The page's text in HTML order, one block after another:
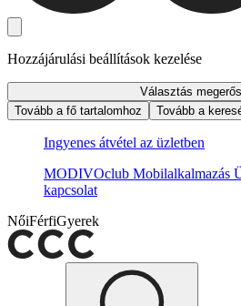
Hozzájárulási beállítások kezelése
Választás
Tovább a fő tartalomhoz
Tovább a
Ingyenes átvétel az üzletben
MODIVOclub Mobilalkalmazás
kapcsolat
NőiFérfiGyerek